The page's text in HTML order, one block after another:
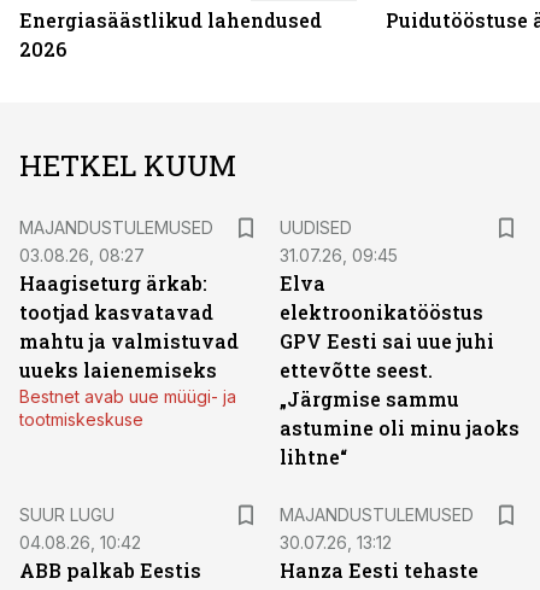
Energiasäästlikud lahendused
2026
Puidutööstuse
HETKEL KUUM
MAJANDUSTULEMUSED
03.08.26, 08:27
Haagiseturg ärkab:
tootjad kasvatavad
mahtu ja valmistuvad
uueks laienemiseks
Bestnet avab uue müügi- ja
tootmiskeskuse
UUDISED
31.07.26, 09:45
Elva
elektroonikatööstus
GPV Eesti sai uue juhi
ettevõtte seest.
„Järgmise sammu
astumine oli minu jaoks
lihtne“
SUUR LUGU
04.08.26, 10:42
ABB palkab Eestis
MAJANDUSTULEMUSED
30.07.26, 13:12
Hanza Eesti tehaste